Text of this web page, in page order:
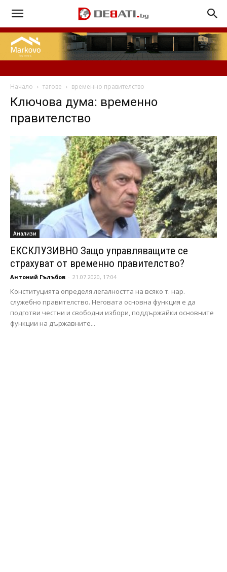
Начало тагове временно правителство
Ключова дума: временно
правителство
Анализи
ЕКСКЛУЗИВНО Защо управляващите се
страхуват от временно правителство?
Антоний Гълъбов - 21.07.2020, 17:04
Конституцията определя легалността на всяко т. нар.
служебно правителство. Неговата основна функция е да
подготви честни и свободни избори, поддържайки основните
функции на държавните...